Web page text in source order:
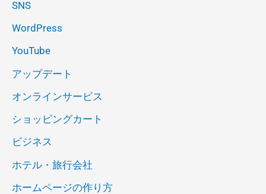
SNS
WordPress
YouTube
アップデート
オンラインサービス
ショッピングカート
ビジネス
ホテル・旅行会社
ホームページの作り方